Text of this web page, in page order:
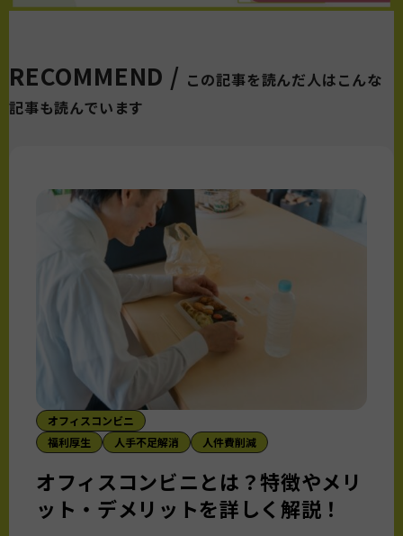
RECOMMEND / この記事を読んだ人はこんな
記事も読んでいます
オフィスコンビニ
福利厚生
人手不足解消 人件費削減
オフィスコンビニとは？特徴やメリ
ット・デメリットを詳しく解説！